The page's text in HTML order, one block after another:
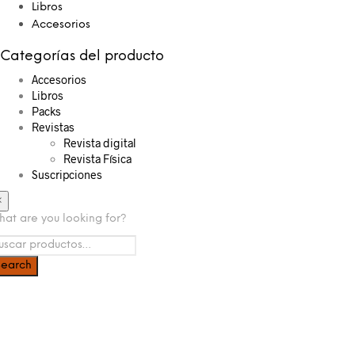
Libros
Accesorios
Categorías del producto
Accesorios
Libros
Packs
Revistas
Revista digital
Revista Física
Suscripciones
are you looking for?